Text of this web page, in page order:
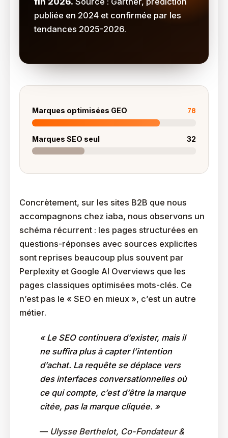
publiée en 2024 et confirmée par les
tendances 2025-2026.
Marques optimisées GEO 78
Marques SEO seul 32
Concrètement, sur les sites B2B que nous
accompagnons chez iaba, nous observons un
schéma récurrent : les pages structurées en
questions-réponses avec sources explicites
sont reprises beaucoup plus souvent par
Perplexity et Google AI Overviews que les
pages classiques optimisées mots-clés. Ce
n’est pas le « SEO en mieux », c’est un autre
métier.
« Le SEO continuera d’exister, mais il
ne suffira plus à capter l’intention
d’achat. La requête se déplace vers
des interfaces conversationnelles où
ce qui compte, c’est d’être la marque
citée, pas la marque cliquée. »
— Ulysse Berthelot, Co-Fondateur &